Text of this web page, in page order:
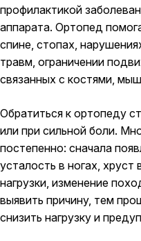
профилактикой
аппарата. Ортопед
спине, стопах,
травм, ограничении
связанных с костями,
Обратиться к ортопеду
или при сильной боли.
постепенно: сначала
усталость в ногах, хруст
нагрузки, изменение
выявить причину, тем
снизить нагрузку и